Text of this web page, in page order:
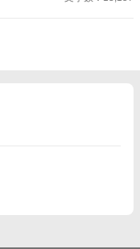
出会った日から自分を恋し